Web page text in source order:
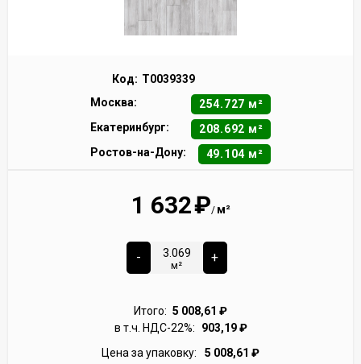
Код: Т0039339
Москва:
254.727 м²
Екатеринбург:
208.692 м²
Ростов-на-Дону:
49.104 м²
1 632₽/ м²
-
м²
+
Итого: 5 008,61 ₽
в т.ч. НДС-22%:
903,19₽
Цена за упаковку:
5 008,61 ₽